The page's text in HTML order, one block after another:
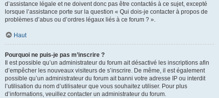
d’assistance légale et ne doivent donc pas être contactés à ce sujet, excepté
lorsque l’assistance porte sur la question « Qui dois-je contacter à propos de
problèmes d’abus ou d’ordres légaux liés à ce forum ? ».
Haut
Pourquoi ne puis-je pas m’inscrire ?
Il est possible qu’un administrateur du forum ait désactivé les inscriptions afin
d’empêcher les nouveaux visiteurs de s’inscrire. De même, il est également
possible qu’un administrateur du forum ait banni votre adresse IP ou interdit
l’utilisation du nom d’utilisateur que vous souhaitez utiliser. Pour plus
d’informations, veuillez contacter un administrateur du forum.